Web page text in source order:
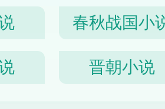
春秋战国小
晋朝小说